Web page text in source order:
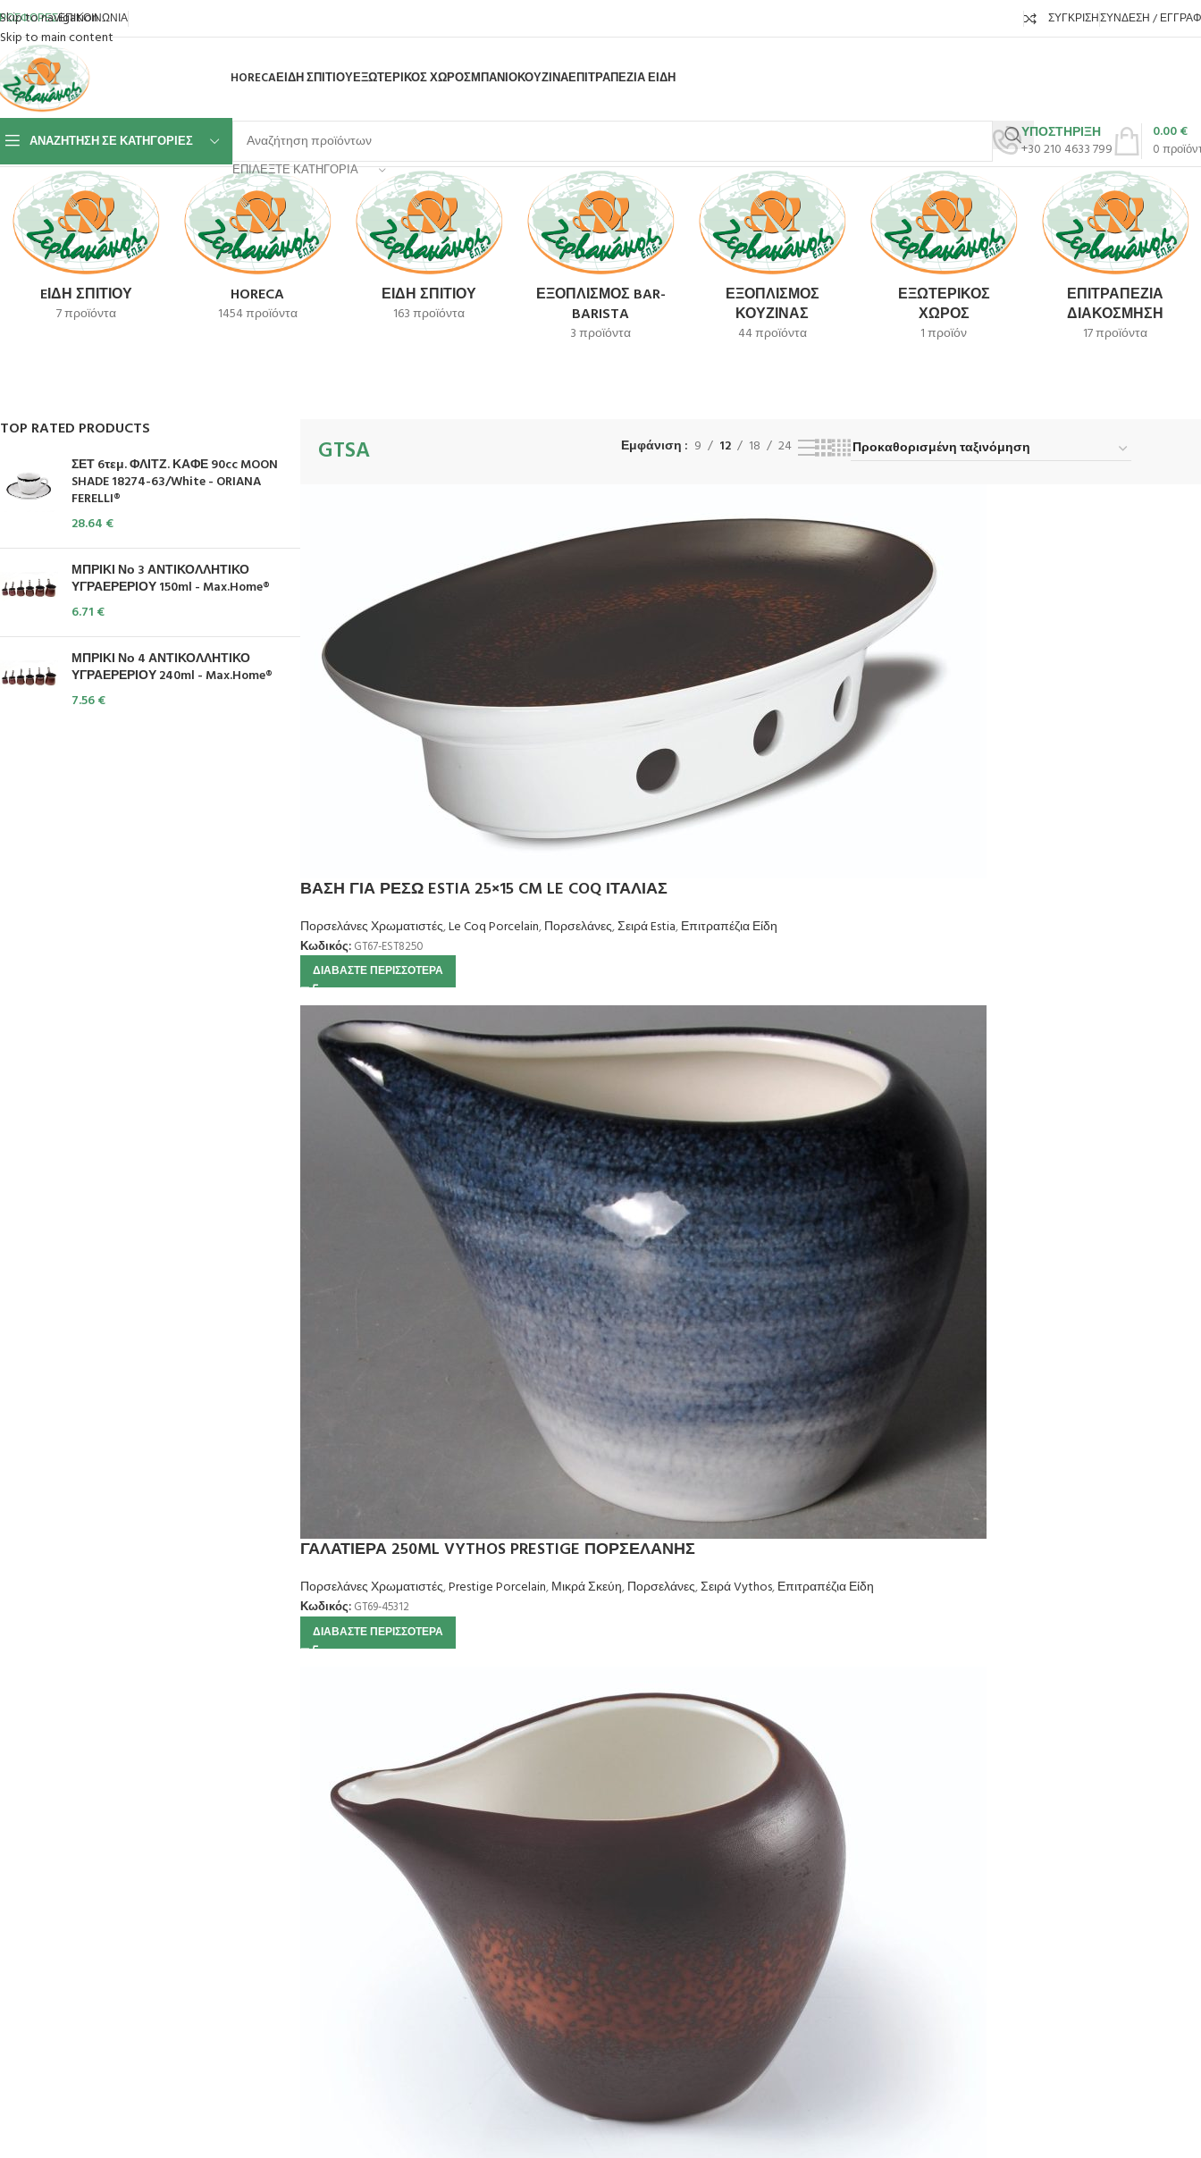
Skip to navigation
Skip to main content
ΕΠΙΚΟΙΝΩΝΙΑ ΣΎΓΚΡΙΣΗΣΎΝΔΕΣΗ /
HORECAΕΙΔΗ ΣΠΙΤΙΟΥΕΞΩΤΕΡΙΚΟΣ ΧΩΡΟΣΜΠΆΝΙΟΚΟΥΖΊΝΑΕΠΙΤΡΑΠΈΖΙΑ ΕΊΔΗ
ΑΝΑΖΉΤΗΣΗ ΣΕ ΚΑΤΗΓΟΡΊΕΣ
ΕΠΙΛΈΞΤΕ ΚΑΤΗΓΟΡΊΑ
ΥΠΟΣΤΗΡΙΞΗ
+30 210 4633 799
0
0.00€
Βλέπετε 1–12 από 408 αποτελέσματα
EΊΔΗ ΣΠΙΤΙΟΎ
7 προϊόντα
HORECA
1454 προϊόντα
ΕΊΔΗ ΣΠΙΤΙΟΎ
163 προϊόντα
ΕΞΟΠΛΙΣΜΌΣ BAR-
BARISTA
3 προϊόντα
ΕΞΟΠΛΙΣΜΌΣ
ΚΟΥΖΊΝΑΣ
44 προϊόντα
ΕΞΩΤΕΡΙΚΌΣ
ΧΏΡΟΣ
1 προϊόν
ΕΠΙΤΡΑΠΈΖΙΑ
ΔΙΑΚΌΣΜΗΣΗ
17 προϊόντα
TOP RATED PRODUCTS
ΣΕΤ 6τεμ. ΦΛΙΤΖ. ΚΑΦΕ 90cc MOON
SHADE 18274-63/White - ORIANA
FERELLI®
28.64 €
ΜΠΡΙΚΙ Νο 3 ΑΝΤΙΚΟΛΛΗΤΙΚΟ
ΥΓΡΑΕΡΕΡΙΟΥ 150ml - Max.Home®
6.71 €
ΜΠΡΙΚΙ Νο 4 ΑΝΤΙΚΟΛΛΗΤΙΚΟ
ΥΓΡΑΕΡΕΡΙΟΥ 240ml - Max.Home®
7.56€
GTSA Εμφάνιση 9 12 18 24
ΒΑΣΗ ΓΙΑ ΡΕΣΩ ESTIA 25×15 CM LE COQ ΙΤΑΛΙΑΣ
Πορσελάνες Χρωματιστές,Le Coq Porcelain,Πορσελάνες,Σειρά Estia,Επιτραπέζια Είδη
Κωδικός: GT67-EST8250
ΔΙΑΒΆΣΤΕ ΠΕΡΙΣΣΌΤΕΡΑ
ΓΑΛΑΤΙΕΡΑ 250ML VYTHOS PRESTIGE ΠΟΡΣΕΛΑΝΗΣ
Πορσελάνες Χρωματιστές,Prestige Porcelain,Μικρά Σκεύη,Πορσελάνες,Σειρά Vythos,Επιτραπέζια Είδη
Κωδικός: GT69-45312
ΔΙΑΒΆΣΤΕ ΠΕΡΙΣΣΌΤΕΡΑ